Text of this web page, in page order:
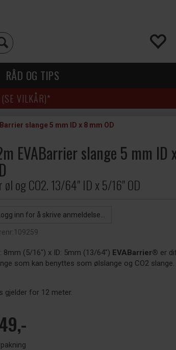
RÅD OG TIPS
VILKÅR)*
slange 5 mm ID x 8 mm OD
EVABarrier slange 5 mm ID
øl og CO2. 13/64" ID x 5/16" OD
Logg inn for å skrive anmeldelse...
109259
8mm (5/16") x ID: 5mm (13/64") EVABarrier® er
som kan benyttes som ølslange og CO2 slange.
gjelder for 12 meter.